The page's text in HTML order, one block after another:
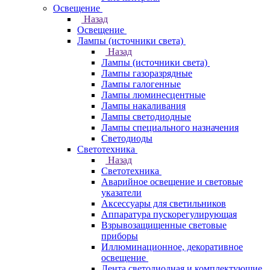
Освещение
Назад
Освещение
Лампы (источники света)
Назад
Лампы (источники света)
Лампы газоразрядные
Лампы галогенные
Лампы люминесцентные
Лампы накаливания
Лампы светодиодные
Лампы специального назначения
Светодиоды
Светотехника
Назад
Светотехника
Аварийное освещение и световые
указатели
Аксессуары для светильников
Аппаратура пускорегулирующая
Взрывозащищенные световые
приборы
Иллюминационное, декоративное
освещение